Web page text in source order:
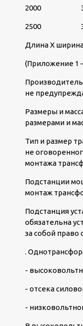
2000
2500
Длина Х
(Приложение 1
не
Размеры и
размерами и
Тип и размер
не
монтажа
Подстанции
монтаж
Подстанция
обязательна
за собой право
.
-
- отсека
-